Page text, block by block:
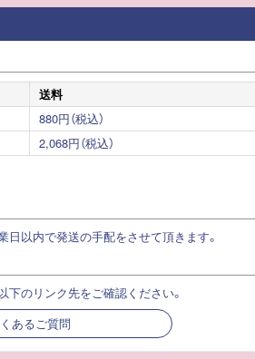
送料
880円（税込）
2,068円（税込）
以内で発送の手配をさせて頂きます。
下のリンク先をご確認ください。
あるご質問